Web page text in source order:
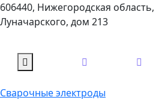
606440, Нижегородская
Луначарского, дом 213
Сварочные электроды